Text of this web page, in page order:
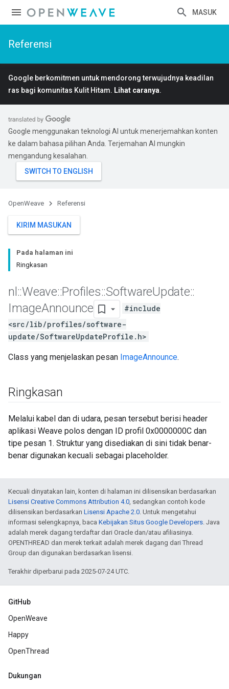
MASUK
Referensi
Google berkomitmen untuk mendorong terwujudnya keadilan
ras bagi komunitas Kulit Hitam. Lihat caranya.
Google menggunakan teknologi AI untuk menerjemahkan konten
ke dalam bahasa pilihan Anda. Terjemahan AI mungkin
mengandung kesalahan.
OpenWeave Referensi
KIRIM MASUKAN
Pada halaman ini
Ringkasan
nl ::Weave::Profiles::SoftwareUpdate::
ImageAnnounce
#include
<src/lib/profiles/software-
update/SoftwareUpdateProfile.h>
Class yang menjelaskan pesan ImageAnnounce.
Ringkasan
Melalui kabel dan di udara, pesan tersebut berisi header
aplikasi Weave polos dengan ID profil 0x0000000C dan
tipe pesan 1. Struktur yang disediakan di sini tidak benar-
benar digunakan kecuali sebagai placeholder.
Kecuali dinyatakan lain, konten di halaman ini dilisensikan berdasarkan
Lisensi Creative Commons Attribution 4.0, sedangkan contoh kode
dilisensikan berdasarkan Lisensi Apache 2.0. Untuk mengetahui
informasi selengkapnya, baca Kebijakan Situs Google Developers. Java
adalah merek dagang terdaftar dari Oracle dan/atau afiliasinya.
OPENTHREAD dan merek terkait adalah merek dagang dari Thread
Group dan digunakan berdasarkan lisensi.
Terakhir diperbarui pada 2025-07-24 UTC.
GitHub
OpenWeave
Happy
OpenThread
Dukungan